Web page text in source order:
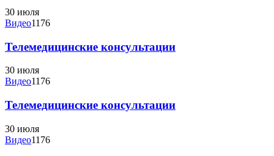
30 июля
Видео1176
Телемедицинские консультации
30 июля
Видео1176
Телемедицинские консультации
30 июля
Видео1176